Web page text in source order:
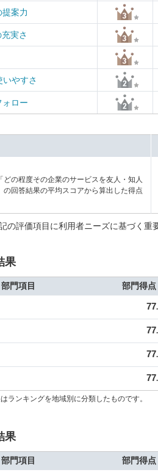
提案力
実さ
やすさ
ォロー
どの程度その企業のサービスを友人・知人
の回答結果の平均スコアから算出した得点
の評価項目に利用者ニーズに基づく重
果
部門項目 部門得
77
77
77
77
ランキングを地域別に分類したものです。
果
部門項目 部門得